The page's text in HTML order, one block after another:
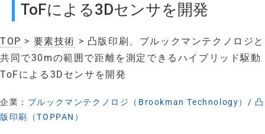
ToFによる3Dセンサを開発
TOP > 要素技術 > 凸版印刷、ブルックマンテクノロジと
共同で30mの範囲で距離を測定できるハイブリッド駆動
ToFによる3Dセンサを開発
企業： ブルックマンテクノロジ（Brookman Technology）/ 凸
版印刷（TOPPAN）